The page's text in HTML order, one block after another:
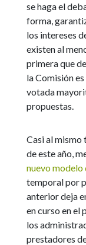
se haga el
forma,
los intereses
existen al
primera que
la Comisión
votada
propuestas.
Casi al mismo
de este año,
nuevo modelo
temporal por
anterior deja
en curso en el
los
prestadores